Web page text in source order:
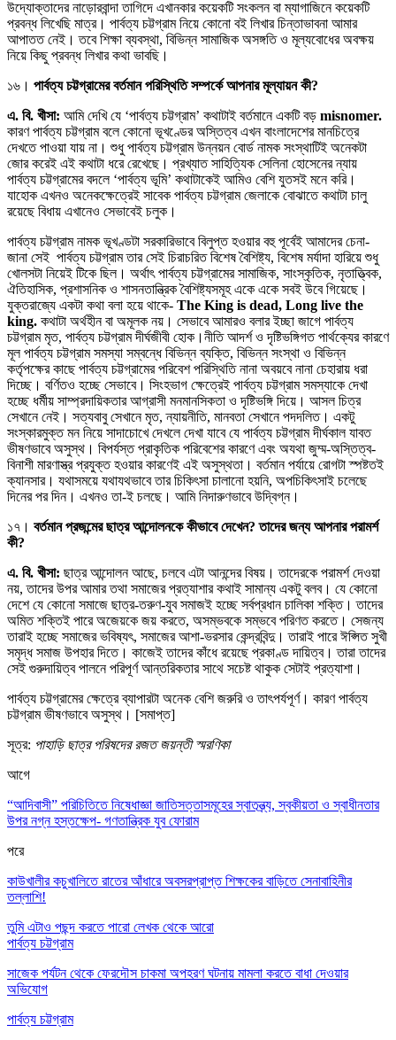
উদ্যোক্তাদের নাড়োরবান্দা তাগিদে এখানকার কয়েকটি সংকলন বা ম্যাগাজিনে কয়েকটি
প্রবন্ধ লিখেছি মাত্র। পার্বত্য চট্টগ্রাম নিয়ে কোনো বই লিখার চিন্তাভাবনা আমার
আপাতত নেই। তবে শিক্ষা ব্যবস্থা, বিভিন্ন সামাজিক অসঙ্গতি ও মূল্যবোধের অবক্ষয়
নিয়ে কিছু প্রবন্ধ লিখার কথা ভাবছি।
১৬। পার্বত্য চট্টগ্রামের বর্তমান পরিস্থিতি সম্পর্কে আপনার মূল্যায়ন কী?
এ. বি. খীসা: আমি দেখি যে ‘পার্বত্য চট্টগ্রাম’ কথাটাই বর্তমানে একটি বড় misnomer.
কারণ পার্বত্য চট্টগ্রাম বলে কোনো ভূখণ্ডের অস্তিত্ব এখন বাংলাদেশের মানচিত্রে
দেখতে পাওয়া যায় না। শুধু পার্বত্য চট্টগ্রাম উন্নয়ন বোর্ড নামক সংস্থাটিই অনেকটা
জোর করেই এই কথাটা ধরে রেখেছে। প্রখ্যাত সাহিত্যিক সেলিনা হোসেনের ন্যায়
পার্বত্য চট্টগ্রামের বদলে ‘পার্বত্য ভূমি’ কথাটাকেই আমিও বেশি যুতসই মনে করি।
যাহোক এখনও অনেকক্ষেত্রেই সাবেক পার্বত্য চট্টগ্রাম জেলাকে বোঝাতে কথাটা চালু
রয়েছে বিধায় এখানেও সেভাবেই চলুক।
পার্বত্য চট্টগ্রাম নামক ভূখণ্ডটা সরকারিভাবে বিলুপ্ত হওয়ার বহু পূর্বেই আমাদের চেনা-
জানা সেই পার্বত্য চট্টগ্রাম তার সেই চিরাচরিত বিশেষ বৈশিষ্ট্য, বিশেষ মর্যাদা হারিয়ে শুধু
খোলসটা নিয়েই টিকে ছিল। অর্থাৎ পার্বত্য চট্টগ্রামের সামাজিক, সাংস্কৃতিক, নৃতাত্ত্বিক,
ঐতিহাসিক, প্রশাসনিক ও শাসনতান্ত্রিক বৈশিষ্ট্যসমূহ একে একে সবই উবে গিয়েছে।
যুক্তরাজ্যে একটা কথা বলা হয়ে থাকে- The King is dead, Long live the
king. কথাটা অর্থহীন বা অমূলক নয়। সেভাবে আমারও বলার ইচ্ছা জাগে পার্বত্য
চট্টগ্রাম মৃত, পার্বত্য চট্টগ্রাম দীর্ঘজীবী হোক।নীতি আদর্শ ও দৃষ্টিভঙ্গিগত পার্থক্যের কারণে
মূল পার্বত্য চট্টগ্রাম সমস্যা সম্বন্ধে বিভিন্ন ব্যক্তি, বিভিন্ন সংস্থা ও বিভিন্ন
কর্তৃপক্ষের কাছে পার্বত্য চট্টগ্রামের পরিবেশ পরিস্থিতি নানা অবয়বে নানা চেহারায় ধরা
দিচ্ছে। বর্ণিতও হচ্ছে সেভাবে। সিংহভাগ ক্ষেত্রেই পার্বত্য চট্টগ্রাম সমস্যাকে দেখা
হচ্ছে ধর্মীয় সাম্প্রদায়িকতার আগ্রাসী মনমানসিকতা ও দৃষ্টিভঙ্গি দিয়ে। আসল চিত্র
সেখানে নেই। সত্যবাবু সেখানে মৃত, ন্যায়নীতি, মানবতা সেখানে পদদলিত। একটু
সংস্কারমুক্ত মন নিয়ে সাদাচোখে দেখলে দেখা যাবে যে পার্বত্য চট্টগ্রাম দীর্ঘকাল যাবত
ভীষণভাবে অসুস্থ। বিপর্যস্ত প্রাকৃতিক পরিবেশের কারণে এবং অযথা জুম্ম-অস্তিত্ব-
বিনাশী মারণাস্ত্র প্রযুক্ত হওয়ার কারণেই এই অসুস্থতা। বর্তমান পর্যায়ে রোগটা স্পষ্টতই
ক্যানসার। যথাসময়ে যথাযথভাবে তার চিকিৎসা চালানো হয়নি, অপচিকিৎসাই চলেছে
দিনের পর দিন। এখনও তা-ই চলছে। আমি নিদারুণভাবে উদ্বিগ্ন।
১৭। বর্তমান প্রজন্মের ছাত্র আন্দোলনকে কীভাবে দেখেন? তাদের জন্য আপনার পরামর্শ
কী?
এ. বি. খীসা: ছাত্র আন্দোলন আছে, চলবে এটা আনন্দের বিষয়। তাদেরকে পরামর্শ দেওয়া
নয়, তাদের উপর আমার তথা সমাজের প্রত্যাশার কথাই সামান্য একটু বলব। যে কোনো
দেশে যে কোনো সমাজে ছাত্র-তরুণ-যুব সমাজই হচ্ছে সর্বপ্রধান চালিকা শক্তি। তাদের
অমিত শক্তিই পারে অজেয়কে জয় করতে, অসম্ভবকে সম্ভবে পরিণত করতে। সেজন্য
তারাই হচ্ছে সমাজের ভবিষ্যৎ, সমাজের আশা-ভরসার কেন্দ্রবিন্দু। তারাই পারে ঈপ্সিত সুখী
সমৃদ্ধ সমাজ উপহার দিতে। কাজেই তাদের কাঁধে রয়েছে প্রকাণ্ড দায়িত্ব। তারা তাদের
সেই গুরুদায়িত্ব পালনে পরিপূর্ণ আন্তরিকতার সাথে সচেষ্ট থাকুক সেটাই প্রত্যাশা।
পার্বত্য চট্টগ্রামের ক্ষেত্রে ব্যাপারটা অনেক বেশি জরুরি ও তাৎপর্যপূর্ণ। কারণ পার্বত্য
চট্টগ্রাম ভীষণভাবে অসুস্থ। [সমাপ্ত]
সূত্র: পাহাড়ি ছাত্র পরিষদের রজত জয়ন্তী স্মরণিকা
আগে
“আদিবাসী” পরিচিতিতে নিষেধাজ্ঞা জাতিসত্তাসমূহের স্বাতন্ত্র্য, স্বকীয়তা ও স্বাধীনতার
উপর নগ্ন হস্তক্ষেপ- গণতান্ত্রিক যুব ফোরাম
পরে
কাউখালীর কচুখালিতে রাতের আঁধারে অবসরপ্রাপ্ত শিক্ষকের বাড়িতে সেনাবাহিনীর
তল্লাশি!
তুমি এটাও পছন্দ করতে পারো লেখক থেকে আরো
পার্বত্য চট্টগ্রাম
সাজেক পর্যটন থেকে ফেরদৌস চাকমা অপহরণ ঘটনায় মামলা করতে বাধা দেওয়ার
অভিযোগ
পার্বত্য চট্টগ্রাম